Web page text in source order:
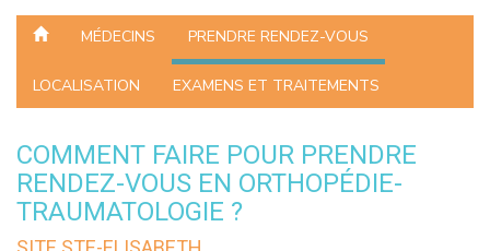
MÉDECINS PRENDRE RENDEZ-VOUS
LOCALISATION EXAMENS ET TRAITEMENTS
COMMENT FAIRE POUR PRENDRE
RENDEZ-VOUS EN ORTHOPÉDIE-
TRAUMATOLOGIE ?